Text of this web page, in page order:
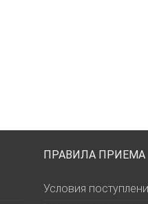
ПРАВИЛА ПРИЕМА
Условия